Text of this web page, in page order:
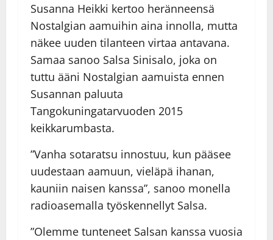
Susanna Heikki kertoo heränneensä
Nostalgian aamuihin aina innolla, mutta
näkee uuden tilanteen virtaa antavana.
Samaa sanoo Salsa Sinisalo, joka on
tuttu ääni Nostalgian aamuista ennen
Susannan paluuta
Tangokuningatarvuoden 2015
keikkarumbasta.
”Vanha sotaratsu innostuu, kun pääsee
uudestaan aamuun, vieläpä ihanan,
kauniin naisen kanssa”, sanoo monella
radioasemalla työskennellyt Salsa.
”Olemme tunteneet Salsan kanssa vuosia